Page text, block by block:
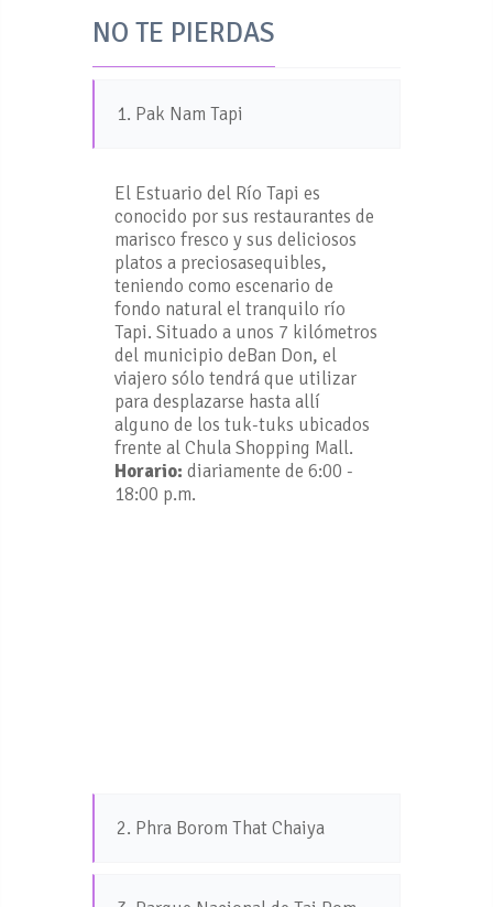
NO TE PIERDAS
1. Pak Nam Tapi
El Estuario del Río Tapi es
conocido por sus restaurantes de
marisco fresco y sus deliciosos
platos a preciosasequibles,
teniendo como escenario de
fondo natural el tranquilo río
Tapi. Situado a unos 7 kilómetros
del municipio deBan Don, el
viajero sólo tendrá que utilizar
para desplazarse hasta allí
alguno de los tuk-tuks ubicados
frente al Chula Shopping Mall.
Horario: diariamente de 6:00 -
18:00 p.m.
2. Phra Borom That Chaiya